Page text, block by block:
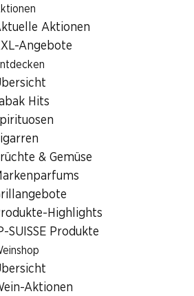
Aktionen
Angebote
Hits
& Gemüse
Highlights
SUISSE Produkte
Aktionen
du Devin 15, 1510 Moudon
15, 1510 Moudon